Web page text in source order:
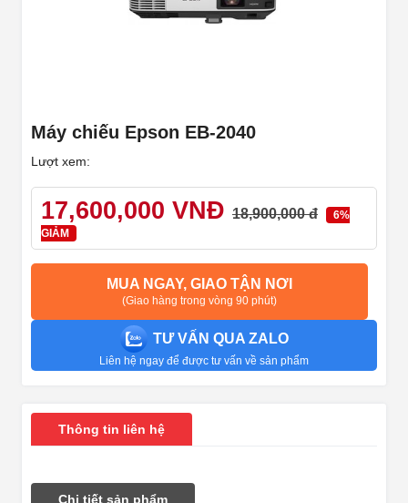
Máy chiếu Epson EB-2040
Lượt xem:
17,600,000 VNĐ 18,900,000 đ
6%
GIẢM
MUA NGAY, GIAO TẬN NƠI
(Giao hàng trong vòng 90 phút)
TƯ VẤN QUA ZALO
Liên hệ ngay để được tư vấn về sản phẩm
Thông tin liên hệ
Chi tiết sản phẩm